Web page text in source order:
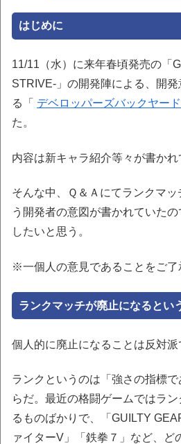
はじめに
11/11（水）に来年春頃発売の「
STRIVE-」の開発陣による、開
る「 デベロッパーズバックヤー
た。
内容は新キャラ紹介等々が書かれ
そんな中、Ｑ＆Ａにてランクマ
う開発者の意図が書かれていた
したいと思う。
※一個人の意見であることをご了
ランクマッチが廃止になるとい
個人的に廃止になることは反対派
ランクというのは「強さの指標
らだ。最近の格闘ゲームではラ
るものばかりで、「GUILTY
ァイターV」「鉄拳７」など、ど